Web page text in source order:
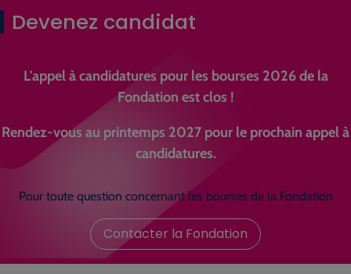
Devenez candidat
L'appel à candidatures pour les bourses 2026 de la
Fondation est clos !
Rendez-vous au printemps 2027 pour le prochain appel à
candidatures.
Pour toute question concernant les bourses de la Fondation
Contacter la Fondation